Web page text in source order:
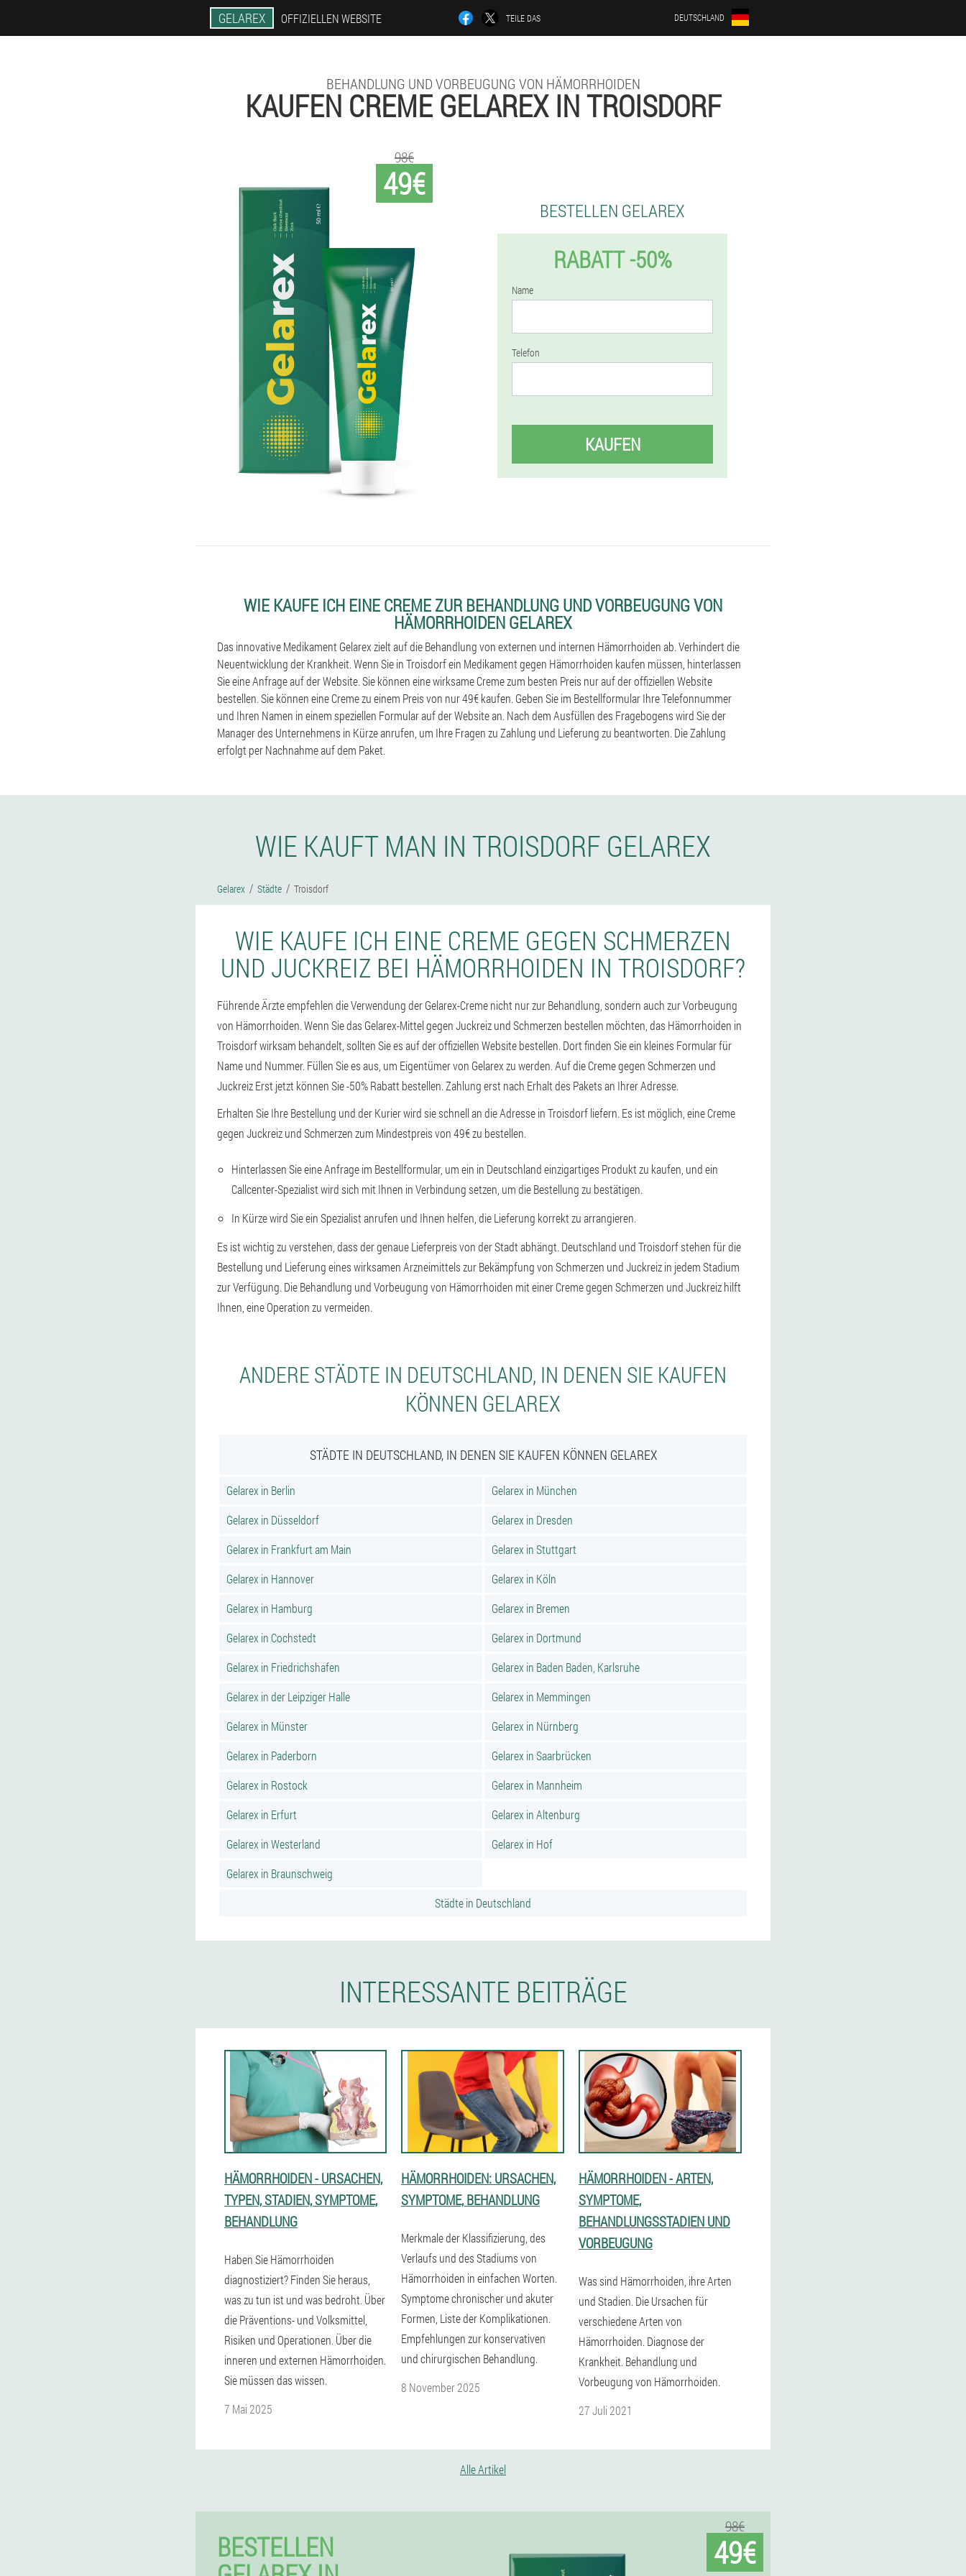
GELAREX OFFIZIELLEN WEBSITE TEILE DAS DEUTSCHLAND
BEHANDLUNG UND VORBEUGUNG VON HÄMORRHOIDEN
KAUFEN CREME GELAREX IN TROISDORF
49€
98€
BESTELLEN GELAREX
RABATT -50%
Name
Telefon
KAUFEN
WIE KAUFE ICH EINE CREME ZUR BEHANDLUNG UND VORBEUGUNG VON
HÄMORRHOIDEN GELAREX
Das innovative Medikament Gelarex zielt auf die Behandlung von externen und internen Hämorrhoiden ab. Verhindert die
Neuentwicklung der Krankheit. Wenn Sie in Troisdorf ein Medikament gegen Hämorrhoiden kaufen müssen, hinterlassen
Sie eine Anfrage auf der Website. Sie können eine wirksame Creme zum besten Preis nur auf der offiziellen Website
bestellen. Sie können eine Creme zu einem Preis von nur 49€ kaufen. Geben Sie im Bestellformular Ihre Telefonnummer
und Ihren Namen in einem speziellen Formular auf der Website an. Nach dem Ausfüllen des Fragebogens wird Sie der
Manager des Unternehmens in Kürze anrufen, um Ihre Fragen zu Zahlung und Lieferung zu beantworten. Die Zahlung
erfolgt per Nachnahme auf dem Paket.
WIE KAUFT MAN IN TROISDORF GELAREX
Gelarex Städte Troisdorf
WIE KAUFE ICH EINE CREME GEGEN SCHMERZEN
UND JUCKREIZ BEI HÄMORRHOIDEN IN TROISDORF?
Führende Ärzte empfehlen die Verwendung der Gelarex-Creme nicht nur zur Behandlung, sondern auch zur Vorbeugung
von Hämorrhoiden. Wenn Sie das Gelarex-Mittel gegen Juckreiz und Schmerzen bestellen möchten, das Hämorrhoiden in
Troisdorf wirksam behandelt, sollten Sie es auf der offiziellen Website bestellen. Dort finden Sie ein kleines Formular für
Name und Nummer. Füllen Sie es aus, um Eigentümer von Gelarex zu werden. Auf die Creme gegen Schmerzen und
Juckreiz Erst jetzt können Sie -50% Rabatt bestellen. Zahlung erst nach Erhalt des Pakets an Ihrer Adresse.
Erhalten Sie Ihre Bestellung und der Kurier wird sie schnell an die Adresse in Troisdorf liefern. Es ist möglich, eine Creme
gegen Juckreiz und Schmerzen zum Mindestpreis von 49€ zu bestellen.
Hinterlassen Sie eine Anfrage im Bestellformular, um ein in Deutschland einzigartiges Produkt zu kaufen, und ein
Callcenter-Spezialist wird sich mit Ihnen in Verbindung setzen, um die Bestellung zu bestätigen.
In Kürze wird Sie ein Spezialist anrufen und Ihnen helfen, die Lieferung korrekt zu arrangieren.
Es ist wichtig zu verstehen, dass der genaue Lieferpreis von der Stadt abhängt. Deutschland und Troisdorf stehen für die
Bestellung und Lieferung eines wirksamen Arzneimittels zur Bekämpfung von Schmerzen und Juckreiz in jedem Stadium
zur Verfügung. Die Behandlung und Vorbeugung von Hämorrhoiden mit einer Creme gegen Schmerzen und Juckreiz hilft
Ihnen, eine Operation zu vermeiden.
ANDERE STÄDTE IN DEUTSCHLAND, IN DENEN SIE KAUFEN
KÖNNEN GELAREX
STÄDTE IN DEUTSCHLAND, IN DENEN SIE KAUFEN KÖNNEN GELAREX
Gelarex in Berlin
Gelarex in München
Gelarex in Düsseldorf
Gelarex in Dresden
Gelarex in Frankfurt am Main
Gelarex in Stuttgart
Gelarex in Hannover
Gelarex in Köln
Gelarex in Hamburg
Gelarex in Bremen
Gelarex in Cochstedt
Gelarex in Dortmund
Gelarex in Friedrichshafen
Gelarex in Baden Baden, Karlsruhe
Gelarex in der Leipziger Halle
Gelarex in Memmingen
Gelarex in Münster
Gelarex in Nürnberg
Gelarex in Paderborn
Gelarex in Saarbrücken
Gelarex in Rostock
Gelarex in Mannheim
Gelarex in Erfurt
Gelarex in Altenburg
Gelarex in Westerland
Gelarex in Hof
Gelarex in Braunschweig
Städte in Deutschland
INTERESSANTE BEITRÄGE
HÄMORRHOIDEN - URSACHEN,
TYPEN, STADIEN, SYMPTOME,
BEHANDLUNG
Haben Sie Hämorrhoiden
diagnostiziert? Finden Sie heraus,
was zu tun ist und was bedroht. Über
die Präventions- und Volksmittel,
Risiken und Operationen. Über die
inneren und externen Hämorrhoiden.
Sie müssen das wissen.
7 Mai 2025
HÄMORRHOIDEN: URSACHEN,
SYMPTOME, BEHANDLUNG
Merkmale der Klassifizierung, des
Verlaufs und des Stadiums von
Hämorrhoiden in einfachen Worten.
Symptome chronischer und akuter
Formen, Liste der Komplikationen.
Empfehlungen zur konservativen
und chirurgischen Behandlung.
8 November 2025
HÄMORRHOIDEN - ARTEN,
SYMPTOME,
BEHANDLUNGSSTADIEN UND
VORBEUGUNG
Was sind Hämorrhoiden, ihre Arten
und Stadien. Die Ursachen für
verschiedene Arten von
Hämorrhoiden. Diagnose der
Krankheit. Behandlung und
Vorbeugung von Hämorrhoiden.
27 Juli 2021
Alle Artikel
BESTELLEN
98€
49€